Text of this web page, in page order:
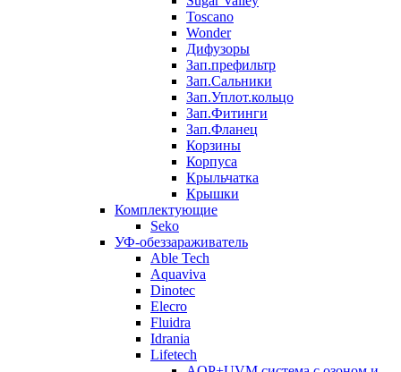
Toscano
Wonder
Дифузоры
Зап.префильтр
Зап.Сальники
Зап.Уплот.кольцо
Зап.Фитинги
Зап.Фланец
Корзины
Корпуcа
Крыльчатка
Крышки
Комплектующие
Seko
УФ-обеззараживатель
Able Tech
Aquaviva
Dinotec
Elecro
Fluidra
Idrania
Lifetech